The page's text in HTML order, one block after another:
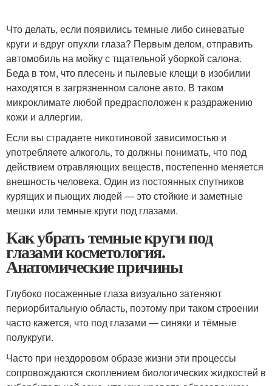
Что делать, если появились темные либо синеватые
круги и вдруг опухли глаза? Первым делом, отправить
автомобиль на мойку с тщательной уборкой салона.
Беда в том, что плесень и пылевые клещи в изобилии
находятся в загрязненном салоне авто. В таком
микроклимате любой предрасположен к раздражению
кожи и аллергии.
Если вы страдаете никотиновой зависимостью и
употребляете алкоголь, то должны понимать, что под
действием отравляющих веществ, постепенно меняется
внешность человека. Один из постоянных спутников
курящих и пьющих людей — это стойкие и заметные
мешки или темные круги под глазами.
Как убрать темные круги под
глазами косметология.
Анатомические причины
Глубоко посаженные глаза визуально затеняют
периорбитальную область, поэтому при таком строении
часто кажется, что под глазами — синяки и тёмные
полукруги.
Часто при нездоровом образе жизни эти процессы
сопровождаются скоплением биологических жидкостей в